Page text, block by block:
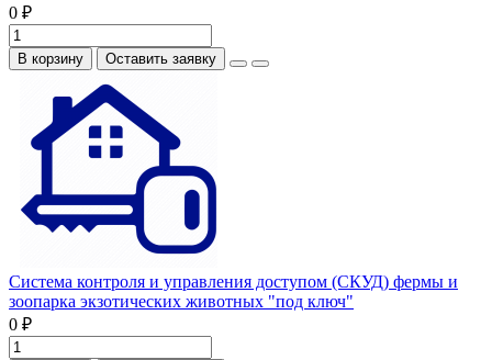
0 ₽
В корзину Оставить заявку
Система контроля и управления доступом (СКУД) фермы и
зоопарка экзотических животных "под ключ"
0 ₽